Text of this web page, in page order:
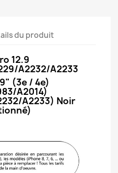
du produit
12.9
A2232/A2233
(3e / 4e)
A2014)
A2233) Noir